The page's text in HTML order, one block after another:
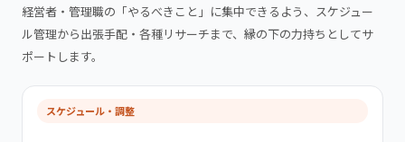
経営者・管理職の「やるべきこと」に集中できるよう、スケジュー
ル管理から出張手配・各種リサーチまで、縁の下の力持ちとしてサ
ポートします。
スケジュール・調整